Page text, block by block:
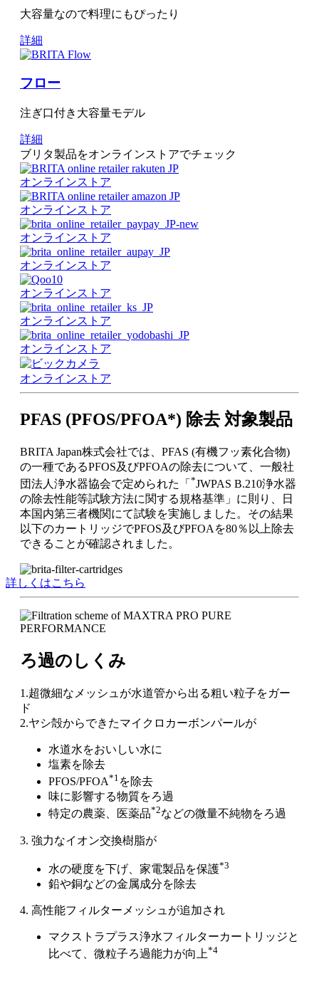
大容量なので料理にもぴったり
詳細
フロー
注ぎ口付き大容量モデル
詳細
ブリタ製品をオンラインストアでチェック
オンラインストア
オンラインストア
オンラインストア
オンラインストア
オンラインストア
オンラインストア
オンラインストア
オンラインストア
PFAS (PFOS/PFOA*) 除去 対象製品
BRITA Japan株式会社では、PFAS (有機フッ素化合物)
の一種であるPFOS及びPFOAの除去について、一般社
団法人浄水器協会で定められた「 *JWPAS B.210浄水器
の除去性能等試験方法に関する規格基準」に則り、日
本国内第三者機関にて試験を実施しました。その結果
以下のカートリッジでPFOS及びPFOAを80％以上除去
できることが確認されました。
詳しくはこちら
ろ過のしくみ
1.超微細なメッシュが水道管から出る粗い粒子をガー
ド
2.ヤシ殻からできたマイクロカーボンパールが
水道水をおいしい水に
塩素を除去
PFOS/PFOA*1 を除去
味に影響する物質をろ過
特定の農薬、医薬品*2などの微量不純物をろ過
3. 強力なイオン交換樹脂が
水の硬度を下げ、家電製品を保護*3
鉛や銅などの金属成分を除去
4. 高性能フィルターメッシュが追加され
マクストラプラス浄水フィルターカートリッジと
比べて、微粒子ろ過能力が向上*4